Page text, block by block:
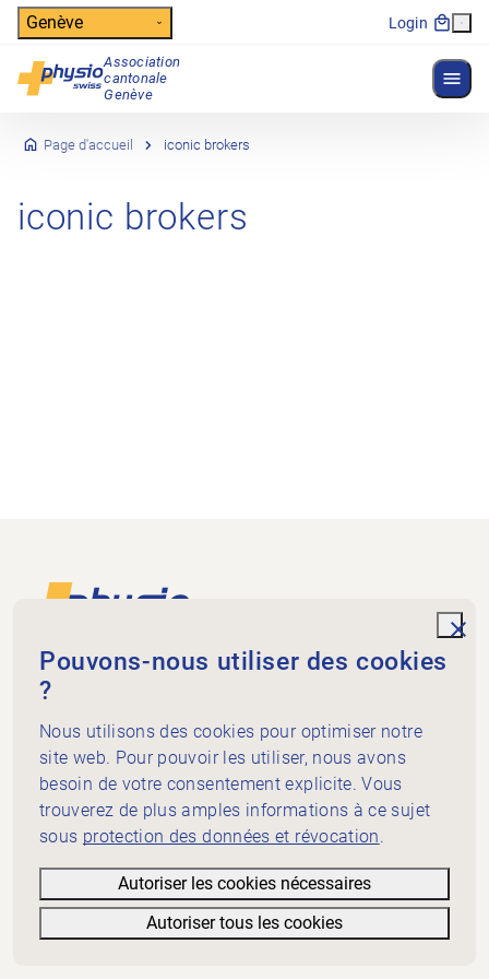
Header
Genève Login
Association
cantonale
Genève
Navigation principale
Page d'accueil iconic brokers
iconic brokers
Footer
Physiogenève
Case postale 5278
1211 Genève 3
+41 58 715 32 20
info@physiogeneve.ch
Médias sociaux
Mission physiothérapie
Bon de physiothérapie
Pouvons-nous utiliser des cookies
?
Nous utilisons des cookies pour optimiser notre
site web. Pour pouvoir les utiliser, nous avons
besoin de votre consentement explicite. Vous
trouverez de plus amples informations à ce sujet
sous protection des données et révocation.
Autoriser les cookies nécessaires
Autoriser tous les cookies